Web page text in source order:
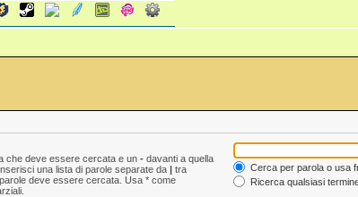
che deve essere cercata e un - davanti a quella
una lista di parole separate da | tra
deve essere cercata. Usa * come
Cerca per parola o usa
Ricerca qualsiasi